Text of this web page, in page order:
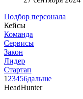
Подбор персонала
Кейсы
Команда
Сервисы
Закон
Лидер
Стартап
1 23456дальше
HeadHunter